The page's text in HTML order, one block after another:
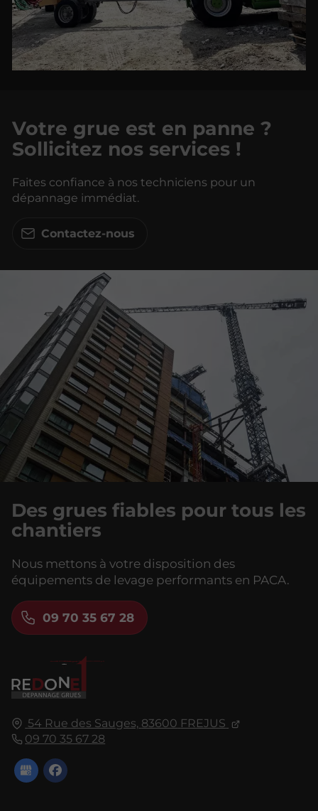
Votre grue est en panne ?
Sollicitez nos services !
Faites confiance à nos techniciens pour un
dépannage immédiat.
Contactez-nous
54 Rue des Sauges, 83600 FREJUS
09 70 35 67 28
Des grues fiables pour tous les
chantiers
Nous mettons à votre disposition des
équipements de levage performants en PACA.
09 70 35 67 28